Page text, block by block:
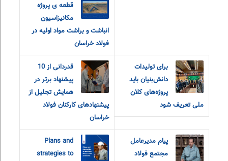
قطعه ی پروژه
مکانیزاسیون
انباشت و براشت مواد اولیه در
فولاد خراسان
برای تولیدات
دانش‌بنیان باید
پروژه‌های کلان
ملی تعریف شود
قدردانی از 10
پیشنهاد برتر در
همایش تجلیل از
پیشنهادهای کارکنان فولاد
خراسان
پیام مدیرعامل
مجتمع فولاد
Plans and
strategies to